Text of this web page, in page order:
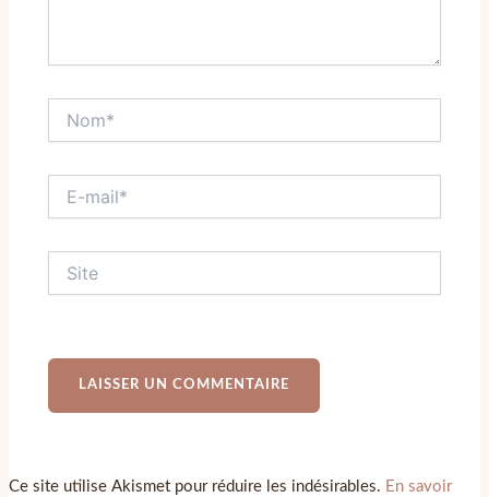
Ce site utilise Akismet pour réduire les indésirables. En savoir